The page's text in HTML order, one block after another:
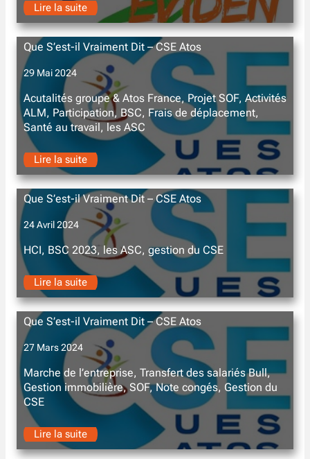
Lire la suite
Que S’est-il Vraiment Dit – CSE Atos
29 Mai 2024
Acutalités groupe & Atos France, Projet SOF, Activités
ALM, Participation, BSC, Frais de déplacement,
Santé au travail, les ASC
Lire la suite
Que S’est-il Vraiment Dit – CSE Atos
24 Avril 2024
HCI, BSC 2023, les ASC, gestion du CSE
Lire la suite
Que S’est-il Vraiment Dit – CSE Atos
27 Mars 2024
Marche de l’entreprise, Transfert des salariés Bull,
Gestion immobilière, SOF, Note congés, Gestion du
CSE
Lire la suite